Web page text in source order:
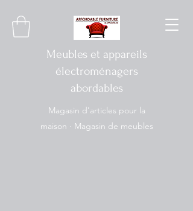
Meubles et appareils
électroménagers
abordables
Magasin d'articles pour la
maison · Magasin de meubles